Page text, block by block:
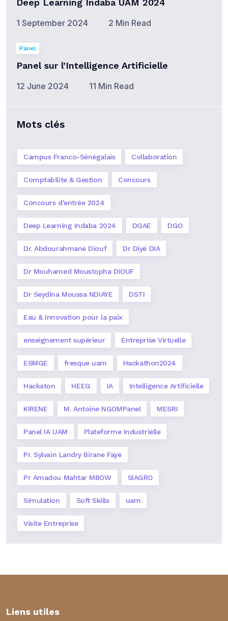
Deep Learning Indaba UAM 2024
1 September 2024 2 Min Read
Panel
Panel sur l’Intelligence Artificielle
12 June 2024 11 Min Read
Mots clés
Campus Franco-Sénégalais Collaboration
Comptabilite & Gestion Concours
Concours d'entrée 2024
Deep Learning Indaba 2024 DGAE DGO
Dr. Abdourahmane Diouf Dr Diyé DIA
Dr Mouhamed Moustopha DIOUF
Dr Seydina Moussa NDIAYE DSTI
Eau & Innovation pour la paix
enseignement supérieur Entreprise Virtuelle
ESMGE fresque uam Hackathon2024
Hackaton HEEG IA Intelligence Artificielle
KIRENE M. Antoine NGOMPanel MESRI
Panel IA UAM Plateforme Industrielle
Pr. Sylvain Landry Birane Faye
Pr Amadou Mahtar MBOW SIAGRO
Simulation Soft Skills uam
Visite Entreprise
Liens utiles